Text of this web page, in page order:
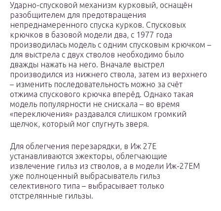
Ударно-спусковой механизм курковый, оснащён
разобщителем для предотвращения
непреднамеренного спуска курков. Спусковых
крючков в базовой модели два, с 1977 года
производилась модель с одним спусковым крючком –
для выстрела с двух стволов необходимо было
дважды нажать на него. Вначале выстрел
производился из нижнего ствола, затем из верхнего
– изменить последовательность можно за счёт
отжима спускового крючка вперёд. Однако такая
модель популярности не снискала – во время
«переключения» раздавался слишком громкий
щелчок, который мог спугнуть зверя.
Для облегчения перезарядки, в Иж 27Е
устанавливаются эжекторы, облегчающие
извлечение гильз из стволов, а в модели Иж-27ЕМ
уже полноценный выбрасыватель гильз
селективного типа – выбрасывает только
отстрелянные гильзы.